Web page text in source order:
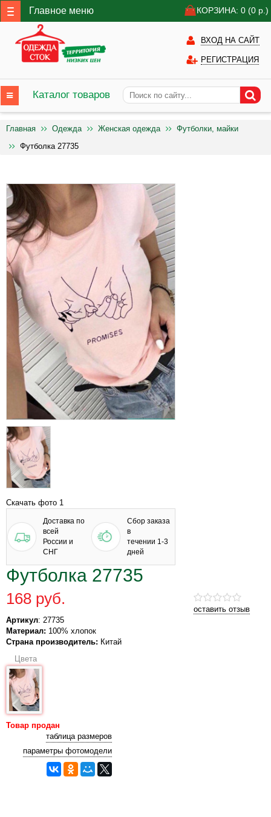
Главное меню КОРЗИНА: 0 (0 р.)
ВХОД НА САЙТ
РЕГИСТРАЦИЯ
Каталог товаров
Главная Одежда Женская одежда
Футболки, майки
Футболка 27735
Скачать фото 1
Доставка по
всей
России и
СНГ
Сбор заказа
в
течении 1-3
дней
Футболка 27735
оставить отзыв
168 руб.
Артикул: 27735
Материал: 100% хлопок
Страна производитель: Китай
Цвета
Товар продан
таблица размеров
параметры фотомодели